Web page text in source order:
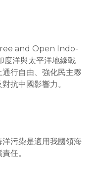
and Open Indo-
度洋與太平洋地緣戰
行自由、強化民主夥
抗中國影響力。
污染是適用我國領海
任。